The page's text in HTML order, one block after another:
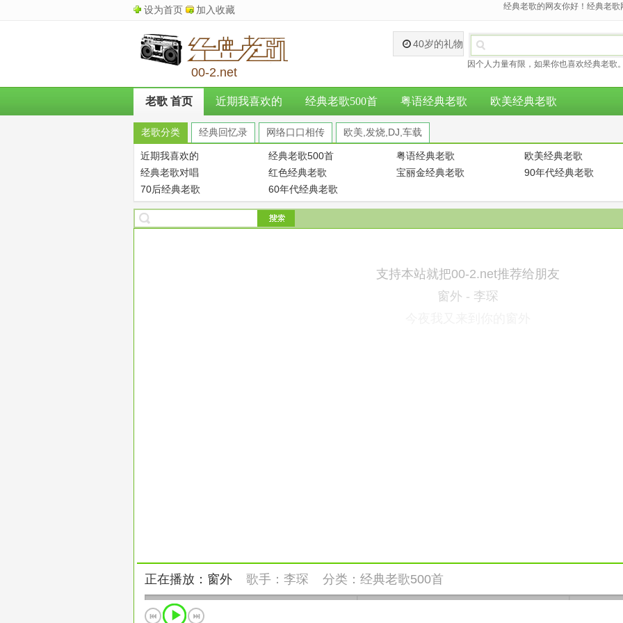
设为首页 加入收藏 经典老歌的网友你好！经典老
00-2.net
40岁的礼物
因个人力量有限，如果你也喜欢经典老歌
老歌 首页 近期我喜欢的 经典老歌500首 粤语经典老歌 欧美经典老歌
老歌分类 经典回忆录 网络口口相传 欧美,发烧,DJ,车载
近期我喜欢的 经典老歌500首 粤语经典老歌 欧美经典老歌
经典老歌对唱
红色经典老歌 宝丽金经典老歌 90年代经典老歌
70后经典老歌
60年代经典老歌
支持本站就把00-2.net推荐给朋友
窗外 - 李琛
正在播放：窗外 歌手： 李琛 分类： 经典老歌500首